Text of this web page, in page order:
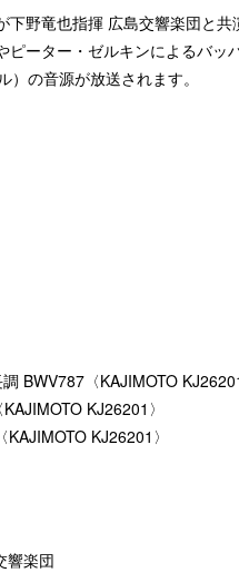
下野竜也指揮 広島交響楽団と共
ピーター・ゼルキンによるバッ
の音源が放送されます。
BWV787〈KAJIMOTO
KJ26201〉
KJ26201〉
響楽団